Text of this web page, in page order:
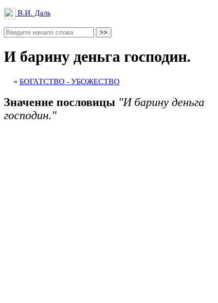
В.И. Даль
И барину деньга господин.
» БОГАТСТВО - УБОЖЕСТВО
Значение пословицы "И барину деньга
господин."